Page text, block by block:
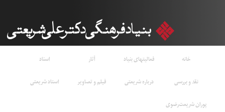
خانه فعالیتهای بنیاد آثار
اسناد
نقد و بررسی
درباره شریعتی فیلم و تصاویر
استاد شریعتی
پوران شریعت‌رضوی